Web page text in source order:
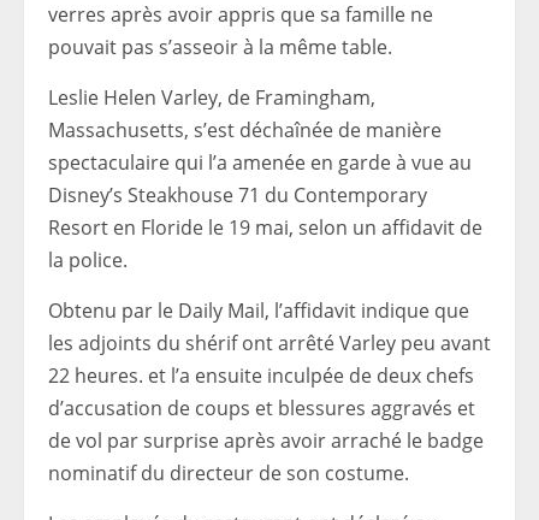
verres après avoir appris que sa famille ne
pouvait pas s’asseoir à la même table.
Leslie Helen Varley, de Framingham,
Massachusetts, s’est déchaînée de manière
spectaculaire qui l’a amenée en garde à vue au
Disney’s Steakhouse 71 du Contemporary
Resort en Floride le 19 mai, selon un affidavit de
la police.
Obtenu par le Daily Mail, l’affidavit indique que
les adjoints du shérif ont arrêté Varley peu avant
22 heures. et l’a ensuite inculpée de deux chefs
d’accusation de coups et blessures aggravés et
de vol par surprise après avoir arraché le badge
nominatif du directeur de son costume.